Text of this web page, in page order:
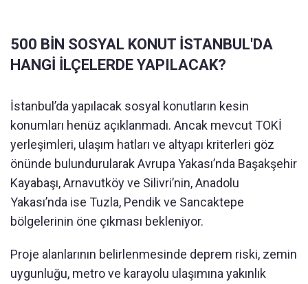
500 BİN SOSYAL KONUT İSTANBUL'DA
HANGİ İLÇELERDE YAPILACAK?
İstanbul’da yapılacak sosyal konutların kesin
konumları henüz açıklanmadı. Ancak mevcut TOKİ
yerleşimleri, ulaşım hatları ve altyapı kriterleri göz
önünde bulundurularak Avrupa Yakası’nda Başakşehir
Kayabaşı, Arnavutköy ve Silivri’nin, Anadolu
Yakası’nda ise Tuzla, Pendik ve Sancaktepe
bölgelerinin öne çıkması bekleniyor.
Proje alanlarının belirlenmesinde deprem riski, zemin
uygunluğu, metro ve karayolu ulaşımına yakınlık